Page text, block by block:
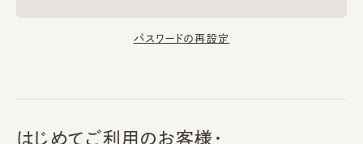
パスワードの再設定
はじめてご利用のお客様・